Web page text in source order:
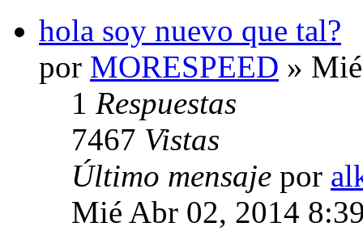
hola soy nuevo que tal?
por MORESPEED »
1 Respuestas
7467 Vistas
Último mensaje por
Mié Abr 02, 2014